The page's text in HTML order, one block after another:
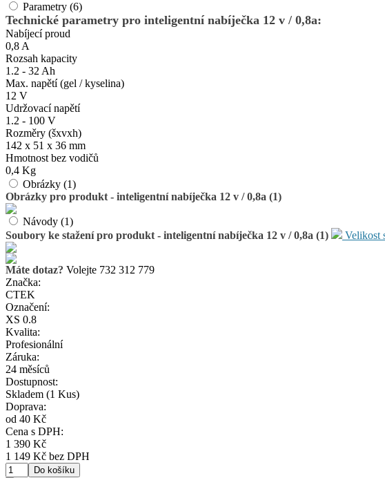
Parametry (6)
Technické parametry pro inteligentní nabíječka 12 v / 0,8a:
Nabíjecí proud
0,8 A
Rozsah kapacity
1.2 - 32 Ah
Max. napětí (gel / kyselina)
12 V
Udržovací napětí
1.2 - 100 V
Rozměry (šxvxh)
142 x 51 x 36 mm
Hmotnost bez vodičů
0,4 Kg
Obrázky (1)
Obrázky pro produkt - inteligentní nabíječka 12 v / 0,8a (1)
Návody (1)
Soubory ke stažení pro produkt - inteligentní nabíječka 12 v / 0,8a (1)
Velikost
Máte dotaz? Volejte 732 312 779
Značka:
CTEK
Označení:
XS 0.8
Kvalita:
Profesionální
Záruka:
24 měsíců
Dostupnost:
Skladem (1 Kus)
Doprava:
od 40 Kč
Cena s DPH:
1 390 Kč
1 149 Kč bez DPH